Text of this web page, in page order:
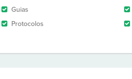
Guias
Protocolos